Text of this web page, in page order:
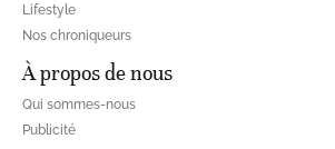
Lifestyle
Nos chroniqueurs
À propos de nous
Qui sommes-nous
Publicité